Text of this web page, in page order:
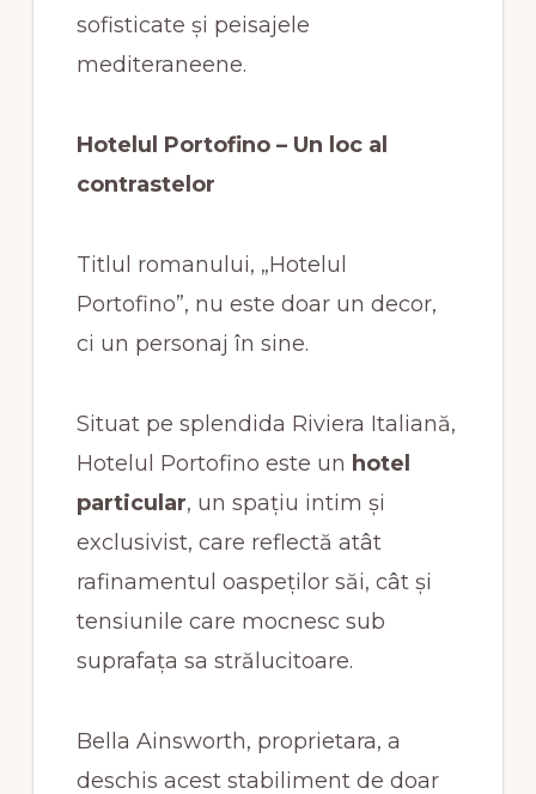
sofisticate și peisajele
mediteraneene.
Hotelul Portofino – Un loc al
contrastelor
Titlul romanului, „Hotelul
Portofino”, nu este doar un decor,
ci un personaj în sine.
Situat pe splendida Riviera Italiană,
Hotelul Portofino este un hotel
particular, un spațiu intim și
exclusivist, care reflectă atât
rafinamentul oaspeților săi, cât și
tensiunile care mocnesc sub
suprafața sa strălucitoare.
Bella Ainsworth, proprietara, a
deschis acest stabiliment de doar